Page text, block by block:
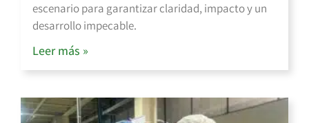
escenario para garantizar claridad, impacto y un
desarrollo impecable.
Leer más »